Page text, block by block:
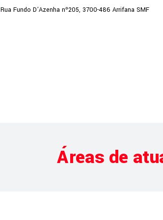
Rua Fundo D’Azenha nº205, 3700-486 Arrifana SMF
Áreas de